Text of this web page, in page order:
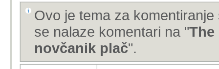
Ovo je tema za
se nalaze komentari na "The
novčanik plač".